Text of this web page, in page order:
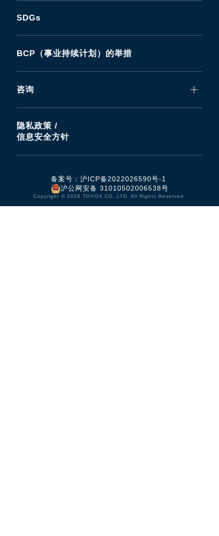
SDGs
BCP（事业持续计划）的举措
咨询
隐私政策 /
信息安全方针
备案号： 沪ICP备2022026590号-1
沪公网安备 31010502006538号
Copyright © 2026 TOYOX CO.,LTD. All Rights Reserved.